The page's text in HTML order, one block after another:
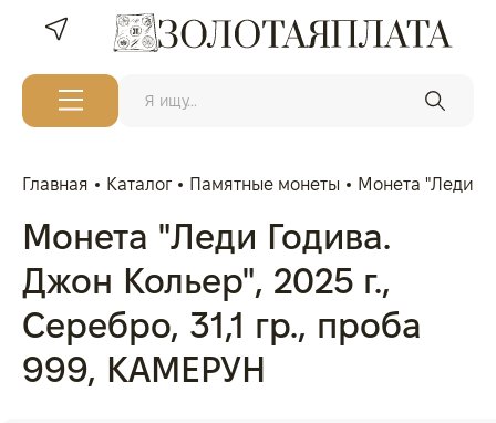
Главная Каталог Памятные монеты Монета "Леди
Монета "Леди Годива.
Джон Кольер", 2025 г.,
Серебро, 31,1 гр., проба
999, КАМЕРУН